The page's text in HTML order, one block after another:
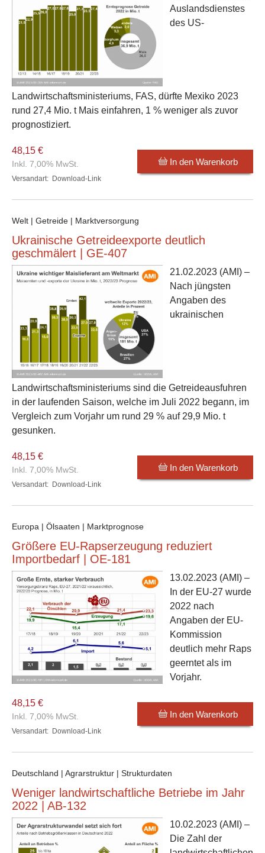
Auslandsdienstes
des US-
Landwirtschaftsministeriums, FAS, dürfte Mexiko 2023
rund 27,4 Mio. t Mais einfahren, 1 % weniger als zuvor
prognostiziert.
48,15 €
Inkl. 7,00% MwSt.
Versandart: Download-Link
In den Warenkorb
Welt | Getreide | Marktversorgung
Ukrainische Getreideexporte deutlich
geschmälert | GE-407
21.02.2023 (AMI) –
Nach jüngsten
Angaben des
ukrainischen
Landwirtschaftsministeriums sind die Getreideausfuhren
in der laufenden Saison, welche im Juli 2022 begann, im
Vergleich zum Vorjahr um rund 29 % auf 29,9 Mio. t
gesunken.
48,15 €
Inkl. 7,00% MwSt.
Versandart: Download-Link
In den Warenkorb
Europa | Ölsaaten | Marktprognose
Größere EU-Rapserzeugung reduziert
Importbedarf | OE-181
13.02.2023 (AMI) –
In der EU-27 wurde
2022 nach
Angaben der EU-
Kommission
deutlich mehr Raps
geerntet als im
Vorjahr.
48,15 €
Inkl. 7,00% MwSt.
Versandart: Download-Link
In den Warenkorb
Deutschland | Agrarstruktur | Strukturdaten
Weniger landwirtschaftliche Betriebe im Jahr
2022 | AB-132
10.02.2023 (AMI) –
Die Zahl der